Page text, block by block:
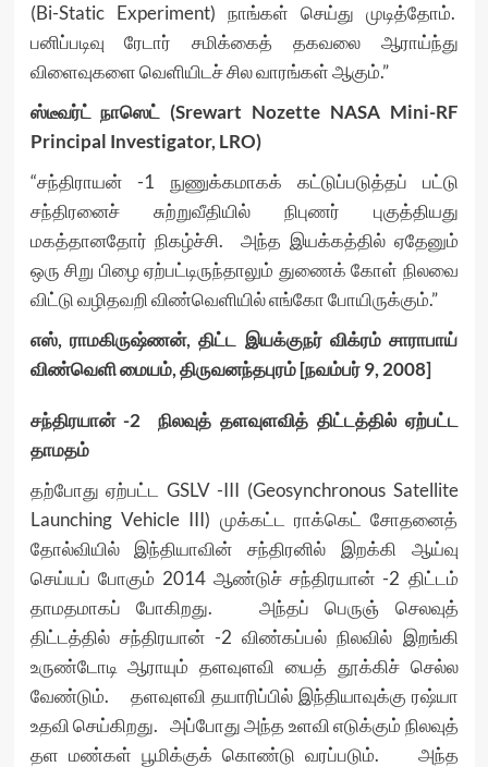
(Bi-Static Experiment) நாங்கள் செய்து முடித்தோம்.
பனிப்படிவு ரேடார் சமிக்கைத் தகவலை ஆராய்ந்து
விளைவுகளை வெளியிடச் சில வாரங்கள் ஆகும்.”
ஸ்டீவர்ட் நாஸெட் (Srewart Nozette NASA Mini-RF
Principal Investigator, LRO)
“சந்திராயன் -1 நுணுக்கமாகக் கட்டுப்படுத்தப் பட்டு
சந்திரனைச் சுற்றுவீதியில் நிபுணர் புகுத்தியது
மகத்தானதோர் நிகழ்ச்சி. அந்த இயக்கத்தில் ஏதேனும்
ஒரு சிறு பிழை ஏற்பட்டிருந்தாலும் துணைக் கோள் நிலவை
விட்டு வழிதவறி விண்வெளியில் எங்கோ போயிருக்கும்.”
எஸ், ராமகிருஷ்ணன், திட்ட இயக்குநர் விக்ரம் சாராபாய்
விண்வெளி மையம், திருவனந்தபுரம் [நவம்பர் 9, 2008]
சந்திரயான் -2 நிலவுத் தளவுளவித் திட்டத்தில் ஏற்பட்ட
தாமதம்
தற்போது ஏற்பட்ட GSLV -III (Geosynchronous Satellite
Launching Vehicle III) முக்கட்ட ராக்கெட் சோதனைத்
தோல்வியில் இந்தியாவின் சந்திரனில் இறக்கி ஆய்வு
செய்யப் போகும் 2014 ஆண்டுச் சந்திரயான் -2 திட்டம்
தாமதமாகப் போகிறது. அந்தப் பெருஞ் செலவுத்
திட்டத்தில் சந்திரயான் -2 விண்கப்பல் நிலவில் இறங்கி
உருண்டோடி ஆராயும் தளவுளவி யைத் தூக்கிச் செல்ல
வேண்டும். தளவுளவி தயாரிப்பில் இந்தியாவுக்கு ரஷ்யா
உதவி செய்கிறது. அப்போது அந்த உளவி எடுக்கும் நிலவுத்
தள மண்கள் பூமிக்குக் கொண்டு வரப்படும். அந்த